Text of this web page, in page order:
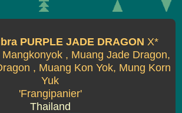
PURPLE JADE DRAGON X*
, Muang Jade Dragon,
, Muang Kon Yok, Mung Korn
Yuk
'Frangipanier'
Thailand